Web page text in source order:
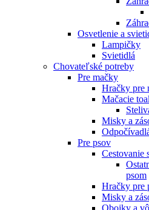
Osvetlenie a
Lampičky
Svietidlá
Chovateľské potreby
Pre mačky
Hračky pre
Mačacie
Misky a
Pre psov
Cestovanie
psom
Hračky pre
Misky a
Obojky a